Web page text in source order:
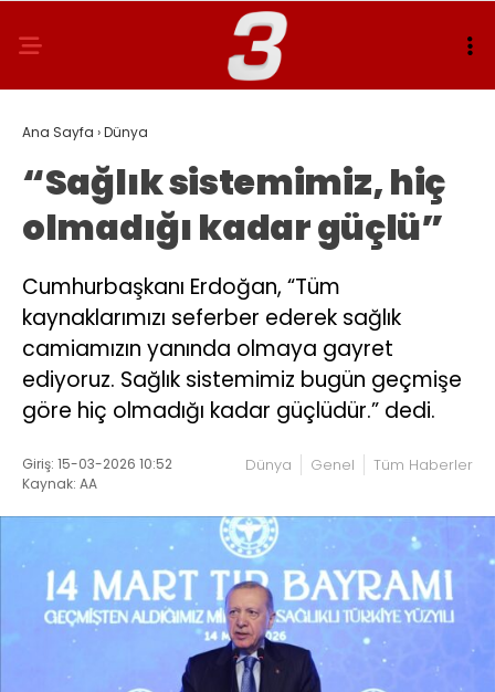
Ana Sayfa ›Dünya
“Sağlık sistemimiz, hiç
olmadığı kadar güçlü”
Cumhurbaşkanı Erdoğan, “Tüm
kaynaklarımızı seferber ederek sağlık
camiamızın yanında olmaya gayret
ediyoruz. Sağlık sistemimiz bugün geçmişe
göre hiç olmadığı kadar güçlüdür.” dedi.
Giriş: 15-03-2026 10:52
Kaynak: AA
Dünya Genel Tüm Haberler